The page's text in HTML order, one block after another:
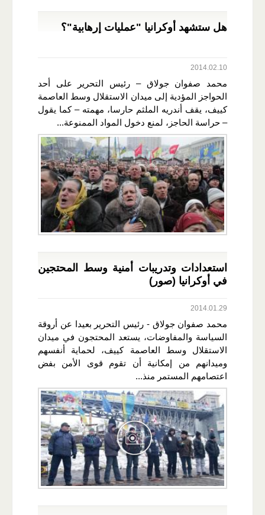
هل ستشهد أوكرانيا "عمليات إرهابية"؟
2014.02.10
محمد صفوان جولاق – رئيس التحرير على أحد
الحواجز المؤدية إلى ميدان الاستقلال وسط العاصمة
كييف، يقف أندريه الملثم حارسا، مهمته – كما يقول
– حراسة الحاجز، لمنع دخول المواد الممنوعة...
استعدادات وتدريبات أمنية وسط المحتجين
في أوكرانيا (صور)
2014.01.29
محمد صفوان جولاق - رئيس التحرير بعيدا عن أروقة
السياسة والمفاوضات، يستعد المحتجون في ميدان
الاستقلال وسط العاصمة كييف، لحماية أنفسهم
وميدانهم من إمكانية أن تقوم قوى الأمن بفض
اعتصامهم المستمر منذ...